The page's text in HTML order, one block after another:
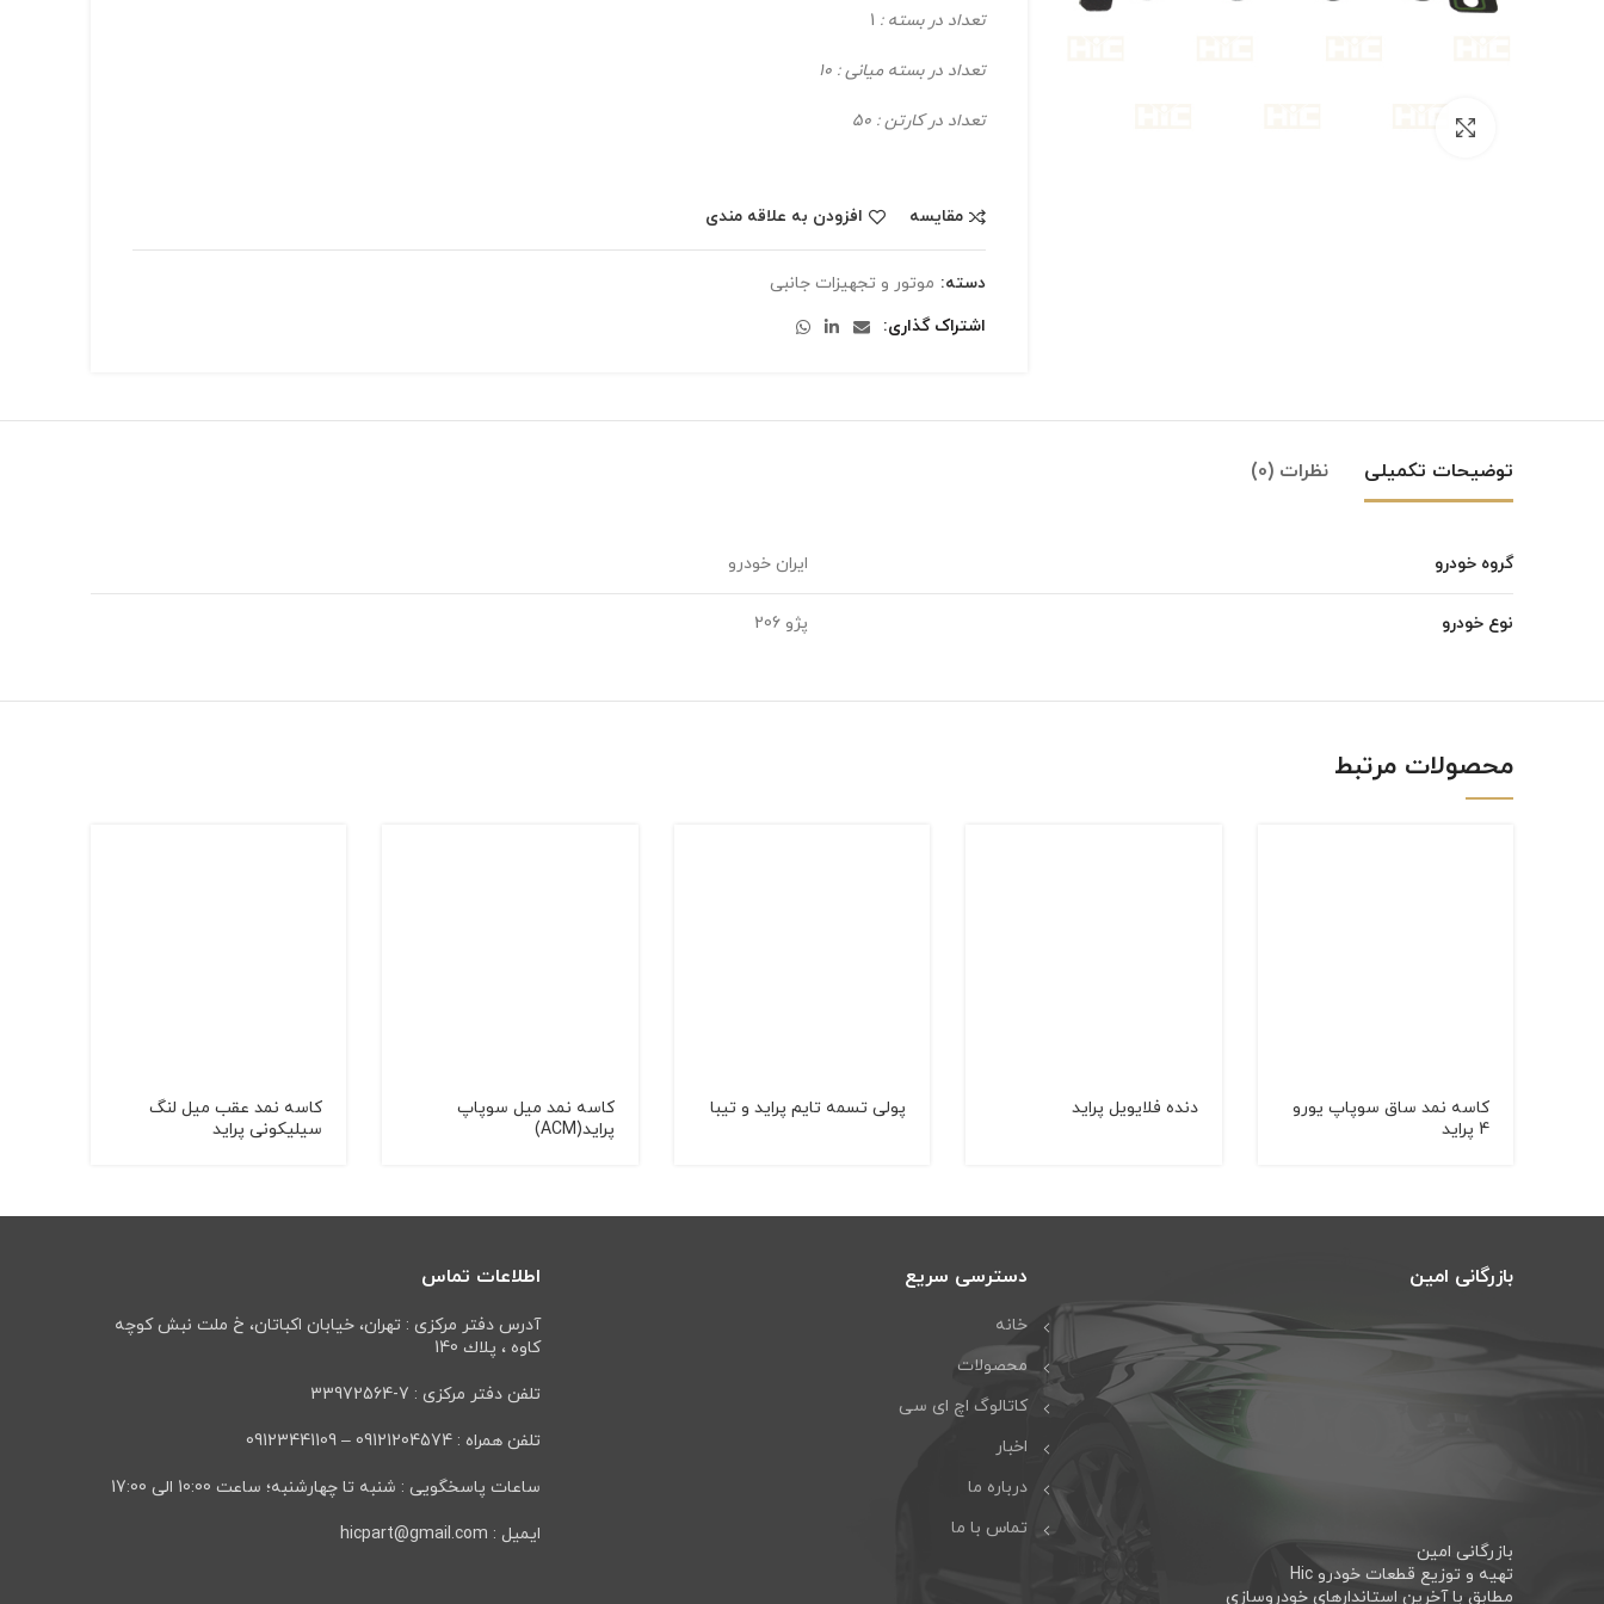
تعداد در بسته :
تعداد در بسته میانی : 10
تعداد در کارتن : 50
مقایسه افزودن به علاقه مندی
دسته: موتور و تجهیزات جانبی
اشتراک گذاری
توضیحات تکمیلی نظرات (0)
گروه خودرو ایران خودرو
نوع خودرو پژو 206
محصولات مرتبط
کاسه نمد ساق سوپاپ یورو
4 پراید
دنده فلایویل پراید پولی تسمه تایم پراید و تیبا
کاسه نمد میل سوپاپ
پراید(ACM)
کاسه نمد عقب میل لنگ
سیلیکونی پراید
بازرگانی امین
بازرگانی امین
تهیه و توزیع قطعات خودرو Hic
مطابق با آخرین استاندارهای خودروسازی
دسترسی سریع
خانه
محصولات
کاتالوگ اچ ای سی
اخبار
درباره ما
تماس با ما
اطلاعات تماس
آدرس دفتر مرکزی : تهران، خيابان اكباتان، خ ملت نبش كوچه
كاوه ، پلاك 140
تلفن دفتر مرکزی : 7-33972564
تلفن همراه : 09121204574 – 09123441109
ساعات پاسخگویی : شنبه تا چهارشنبه؛ ساعت 10:00 الی 17:00
ایمیل : hicpart@gmail.com